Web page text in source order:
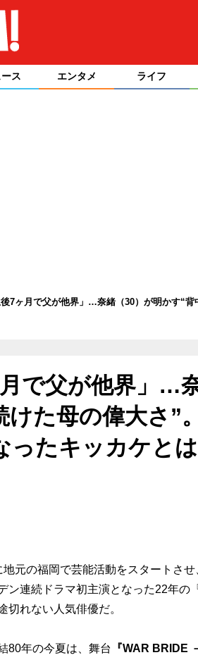
ス エンタメ ライフ
後7ヶ月で父が他界」…奈緒（30）が明かす“
月で父が他界」…
けた母の偉大さ”
ったキッカケとは
元の福岡で芸能活動をスタートさ
ン連続ドラマ初主演となった22年の
切れない人気俳優だ。
80年の今夏は、舞台 『WAR BRIDE